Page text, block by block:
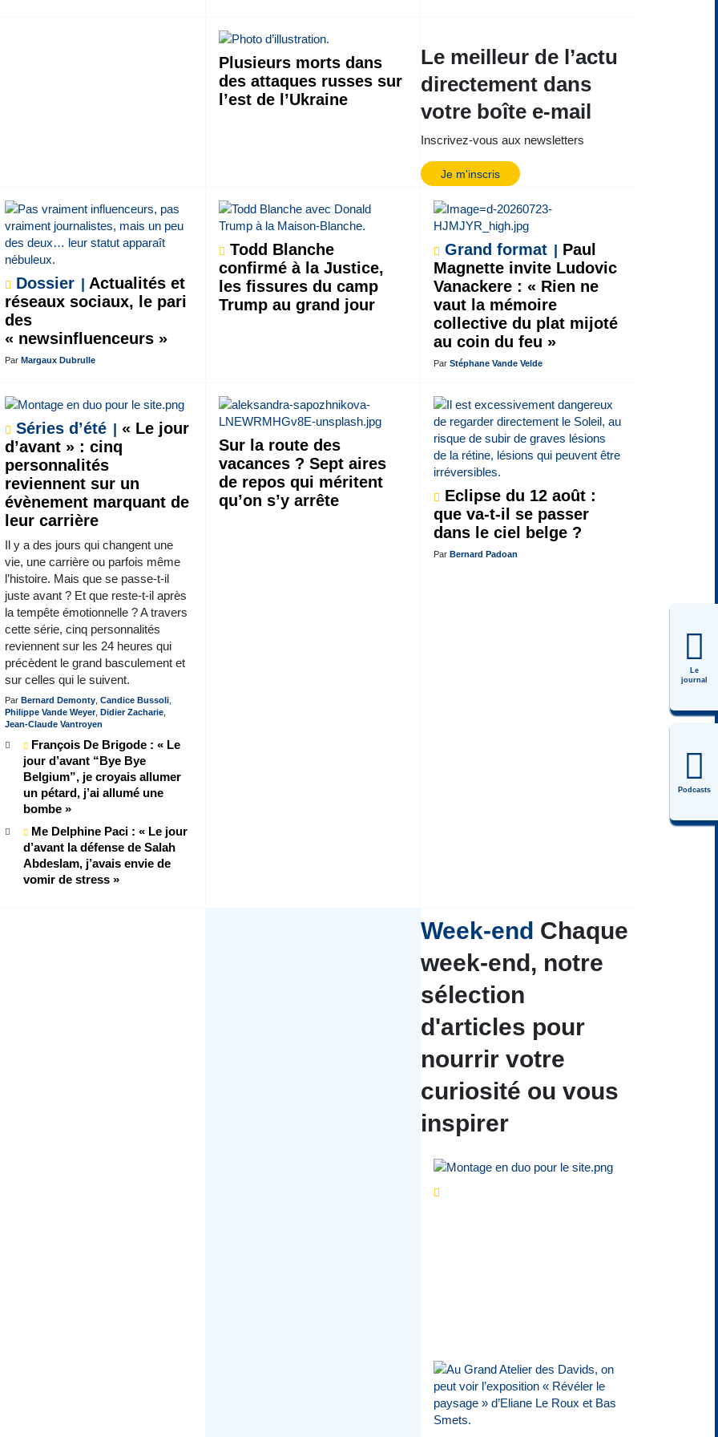
Le
journal
Podcasts
Plusieurs morts dans
des attaques russes sur
l’est de l’Ukraine
Le meilleur de l’actu
directement dans
votre boîte e-mail
Inscrivez-vous aux newsletters
Je m'inscris
Dossier
Actualités et
réseaux sociaux, le pari
des
« newsinfluenceurs »
Par Margaux Dubrulle
Todd Blanche
confirmé à la Justice,
les fissures du camp
Trump au grand jour
Grand format
Paul
Magnette invite Ludovic
Vanackere : « Rien ne
vaut la mémoire
collective du plat mijoté
au coin du feu »
Par Stéphane Vande Velde
Séries d’été
« Le jour
d’avant » : cinq
personnalités
reviennent sur un
évènement marquant de
leur carrière
Il y a des jours qui changent une
vie, une carrière ou parfois même
l’histoire. Mais que se passe-t-il
juste avant ? Et que reste-t-il après
la tempête émotionnelle ? A travers
cette série, cinq personnalités
reviennent sur les 24 heures qui
précèdent le grand basculement et
sur celles qui le suivent.
Par Bernard Demonty, Candice Bussoli,
Philippe Vande Weyer, Didier Zacharie,
Jean-Claude Vantroyen
François De Brigode : « Le
jour d’avant “Bye Bye
Belgium”, je croyais allumer
un pétard, j’ai allumé une
bombe »
Me Delphine Paci : « Le jour
d’avant la défense de Salah
Abdeslam, j’avais envie de
vomir de stress »
Sur la route des
vacances ? Sept aires
de repos qui méritent
qu’on s’y arrête
Eclipse du 12 août :
que va-t-il se passer
dans le ciel belge ?
Par Bernard Padoan
Week-end Chaque
week-end, notre
sélection
d'articles pour
nourrir votre
curiosité ou vous
inspirer